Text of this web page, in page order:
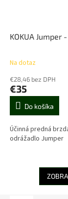
KOKUA Jumper
Na dotaz
€28,46 bez DPH
€35
Do košíka
Účinná predná
odrážadlo Jumper